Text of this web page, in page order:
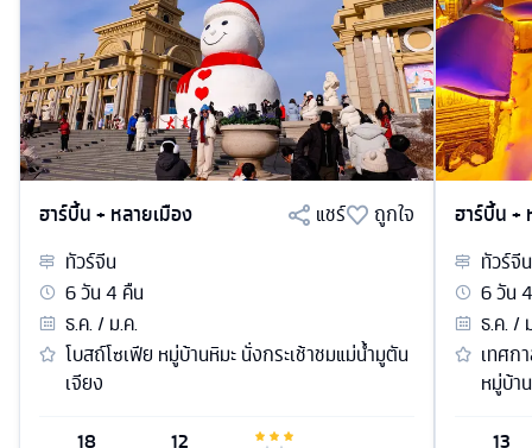
ฮาร์บิ้น + หลายเมือง แชร์
ถูกใจ
ทัวร์จีน
6วัน4 คืน
ธ.ค. / ม.ค.
โบสถ์โซเฟีย หมู่บ้านหิมะ นั่งกระเช้าชมแม่น้ำมูตัน
เจียง
18
12
ฮาร์บิ้น +
ทัวร์จีน
6วัน4
ธ.ค. /
เทศก
หมู่บ้า
13